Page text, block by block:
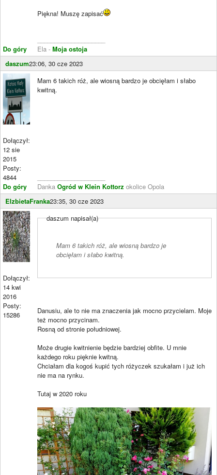
Do góry
Piękna! Muszę zapisać
Ela - Moja ostoja
daszum23:06, 30 cze 2023
Dołączył:
12 sie
2015
Posty:
4844
Do góry
Mam 6 takich róż, ale wiosną bardzo je obcięłam i słabo
kwitną.
Danka Ogród w Klein Kottorz okolice Opola
ElzbietaFranka23:35, 30 cze 2023
Dołączył:
14 kwi
2016
Posty:
15286
daszum napisał(a)
Mam 6 takich róż, ale wiosną bardzo je
obcięłam i słabo kwitną.
Danusiu, ale to nie ma znaczenia jak mocno przycielam. Moje
też mocno przycinam.
Rosną od stronie południowej.
Może drugie kwitnienie będzie bardziej obfite. U mnie
każdego roku pięknie kwitną.
Chciałam dla kogoś kupić tych różyczek szukałam i już ich
nie ma na rynku.
Tutaj w 2020 roku